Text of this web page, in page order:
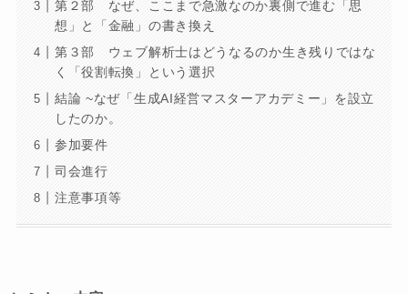
第２部 なぜ、ここまで急激なのか裏側で進む「思
想」と「金融」の書き換え
第３部 ウェブ解析士はどうなるのか生き残りではな
く「役割転換」という選択
結論 ~なぜ「生成AI経営マスターアカデミー」を設立
したのか。
参加要件
司会進行
注意事項等